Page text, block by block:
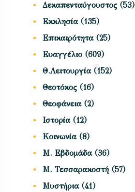
Δεκαπενταύγουστος (53)
Εκκλησία(135)
Επικαιρότητα(25)
Ευαγγέλιο (609)
Θ.Λειτουργία(152)
Θεοτόκος (16)
Θεοφάνεια(2)
Ιστορία(12)
Κοινωνία(8)
Μ. Εβδομάδα(36)
Μ. Τεσσαρακοστή (57)
Μυστήρια(41)